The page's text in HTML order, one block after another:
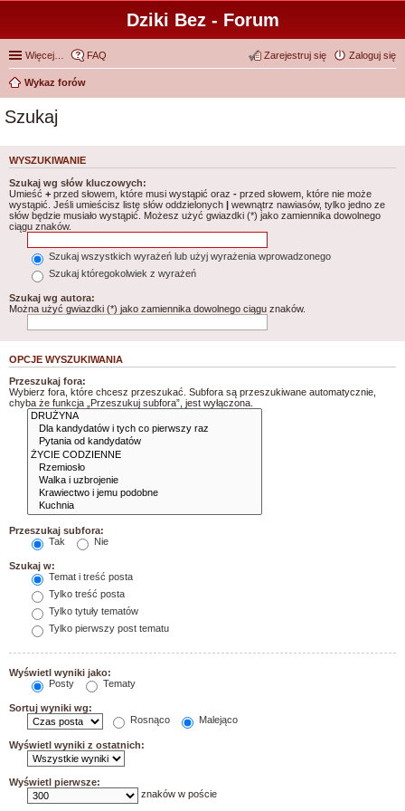
Dziki Bez - Forum
Więcej… FAQ Zaloguj się
Zarejestruj się
Wykaz forów
Szukaj
WYSZUKIWANIE
Szukaj wg słów kluczowych:
Umieść + przed słowem, które musi wystąpić oraz - przed słowem, które nie może
wystąpić. Jeśli umieścisz listę słów oddzielonych | wewnątrz nawiasów, tylko jedno ze
słów będzie musiało wystąpić. Możesz użyć gwiazdki (*) jako zamiennika dowolnego
ciągu znaków.
Szukaj wszystkich wyrażeń lub użyj wyrażenia wprowadzonego
Szukaj któregokolwiek z wyrażeń
Szukaj wg autora:
Można użyć gwiazdki (*) jako zamiennika dowolnego ciągu znaków.
OPCJE WYSZUKIWANIA
Przeszukaj fora:
Wybierz fora, które chcesz przeszukać. Subfora są przeszukiwane automatycznie,
chyba że funkcja „Przeszukuj subfora”, jest wyłączona.
Przeszukaj subfora:
Tak
Nie
Szukaj w:
Temat i treść posta
Tylko treść posta
Tylko tytuły tematów
Tylko pierwszy post tematu
Wyświetl wyniki jako:
Posty
Tematy
Sortuj wyniki wg:
Rosnąco
Malejąco
Wyświetl wyniki z ostatnich:
Wyświetl pierwsze:
znaków w poście